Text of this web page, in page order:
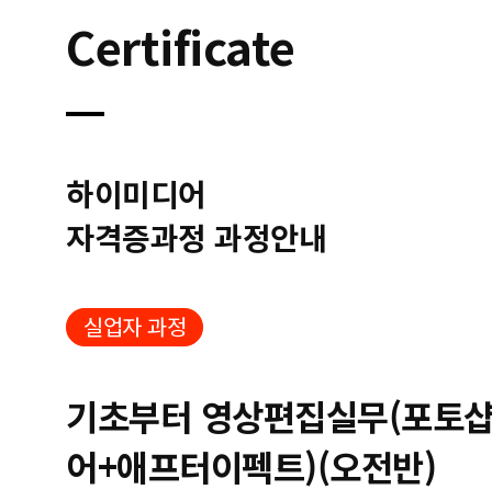
Certificate
하이미디어
자격증과정 과정안내
실업자 과정
기초부터 영상편집실무(포토
어+애프터이펙트)(오전반)